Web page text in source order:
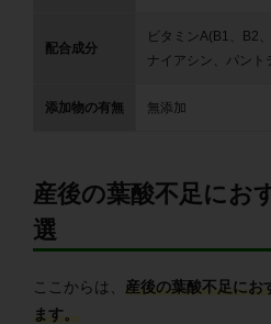
配合成分
ビタミンA(B1、B2
ナイアシン、パント
添加物の有無 無添加
産後の葉酸不足にお
選
ここからは、 産後の葉酸不足にお
ます。